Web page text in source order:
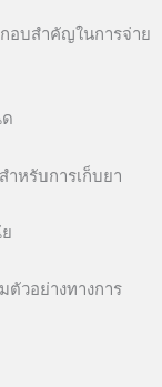
อบสำคัญในการจ่าย
ำหรับการเก็บยา
ตัวอย่างทางการ